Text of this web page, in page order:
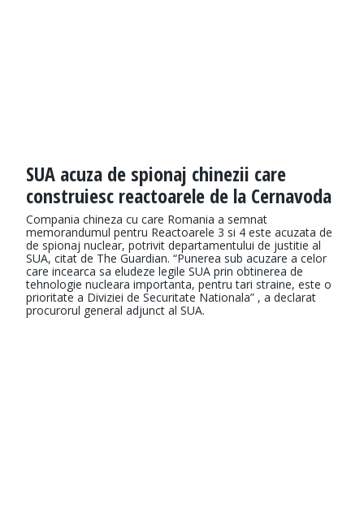
SUA acuza de spionaj chinezii care
construiesc reactoarele de la Cernavoda
Compania chineza cu care Romania a semnat
memorandumul pentru Reactoarele 3 si 4 este acuzata de
de spionaj nuclear, potrivit departamentului de justitie al
SUA, citat de The Guardian. “Punerea sub acuzare a celor
care incearca sa eludeze legile SUA prin obtinerea de
tehnologie nucleara importanta, pentru tari straine, este o
prioritate a Diviziei de Securitate Nationala” , a declarat
procurorul general adjunct al SUA.